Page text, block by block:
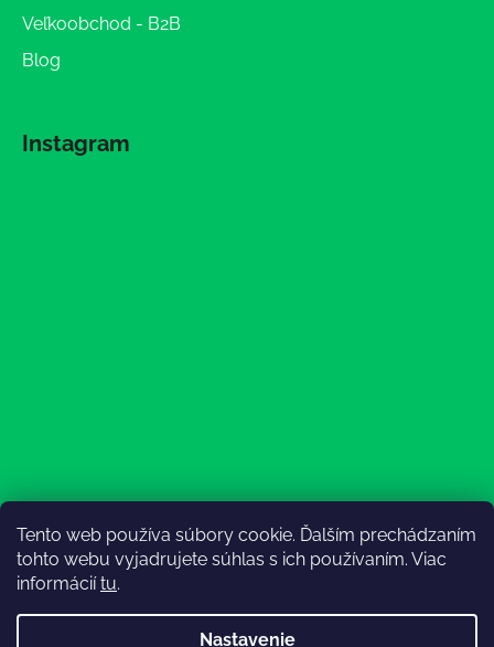
Tento web používa súbory cookie. Ďalším prechádzaním
tohto webu vyjadrujete súhlas s ich používaním. Viac
informáciítu.
Nastavenie
Veľkoobchod - B2B
Blog
Instagram
Sledovať na Instagrame